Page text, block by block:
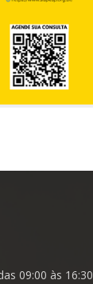
09:00 às 16:30